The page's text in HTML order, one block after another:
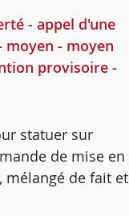
- appel d'une
- moyen
provisoire -
statuer sur
de mise en
mélangé de fait et